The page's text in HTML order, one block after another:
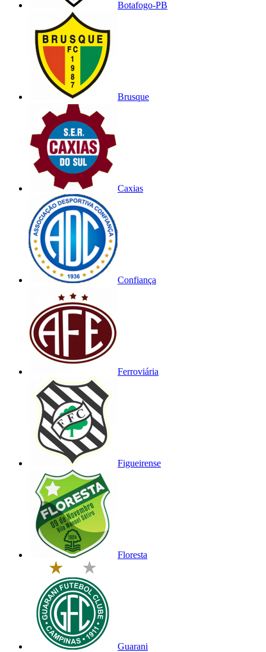
Botafogo-PB
Brusque
Caxias
Confiança
Ferroviária
Figueirense
Floresta
Guarani